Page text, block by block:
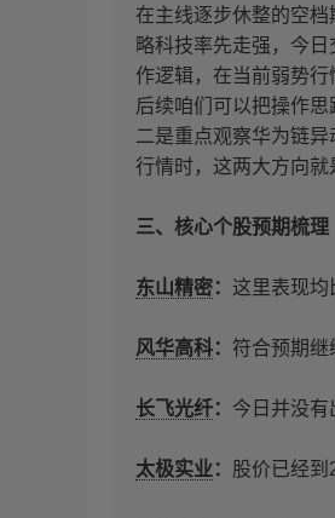
在主线逐步休整的空
略科技率先走强，今
作逻辑，在当前弱势行
后续咱们可以把操作
二是重点观察华为链
行情时，这两大方向就
三、核心个股预期梳理
东山精密： 这里表现均
风华高科： 符合预期继
长飞光纤： 今日并没
太极实业： 股价已经